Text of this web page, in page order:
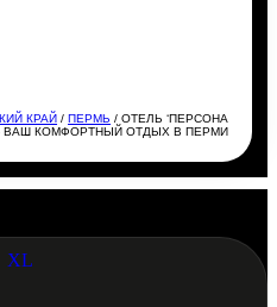
КРАЙ /ПЕРМЬ / ОТЕЛЬ ‘ПЕРСОНА
ВАШ КОМФОРТНЫЙ ОТДЫХ В ПЕРМИ